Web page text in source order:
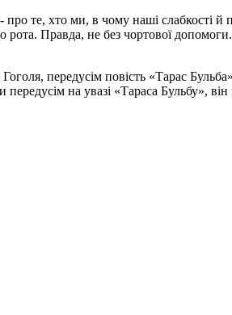
про те, хто ми, в чому наші слабкості
Правда, не без чортової
передусім повість «Тарас
на увазі «Тараса Бульбу», він